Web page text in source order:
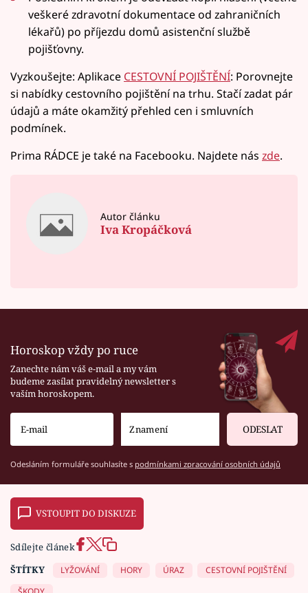
veškeré zdravotní dokumentace od zahraničních
lékařů) po příjezdu domů asistenční službě
pojišťovny.
Vyzkoušejte: Aplikace CESTOVNÍ POJIŠTĚNÍ: Porovnejte
si nabídky cestovního pojištění na trhu. Stačí zadat pár
údajů a máte okamžitý přehled cen i smluvních
podmínek.
Prima RÁDCE je také na Facebooku. Najdete nás zde.
Autor článku
Iva Kropáčková
Horoskop vždy po ruce
Zanechte nám váš e-mail a my vám
budeme zasílat pravidelný newsletter s
vaším horoskopem.
ODESLAT
Odesláním formuláře souhlasíte s podmínkami zpracování osobních údajů
VSTOUPIT DO DISKUZE
Sdílejte článek
ŠTÍTKY
LYŽOVÁNÍ HORY ÚRAZ
CESTOVNÍ POJIŠTĚNÍ